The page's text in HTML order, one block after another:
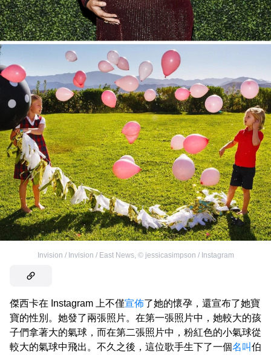
Invision / Invision / East News, © jessicasimpson / Instagram
傑西卡在 Instagram 上不僅宣佈了她的懷孕，還宣布了她寶
寶的性別。她發了兩張照片。在第一張照片中，她較大的孩
子們拿著大的氣球，而在第二張照片中，粉紅色的小氣球從
較大的氣球中飛出。不久之後，這位歌手生下了一個名叫伯